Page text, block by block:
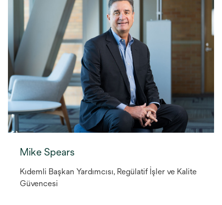
Mike Spears
Kıdemli Başkan Yardımcısı, Regülatif İşler ve Kalite
Güvencesi